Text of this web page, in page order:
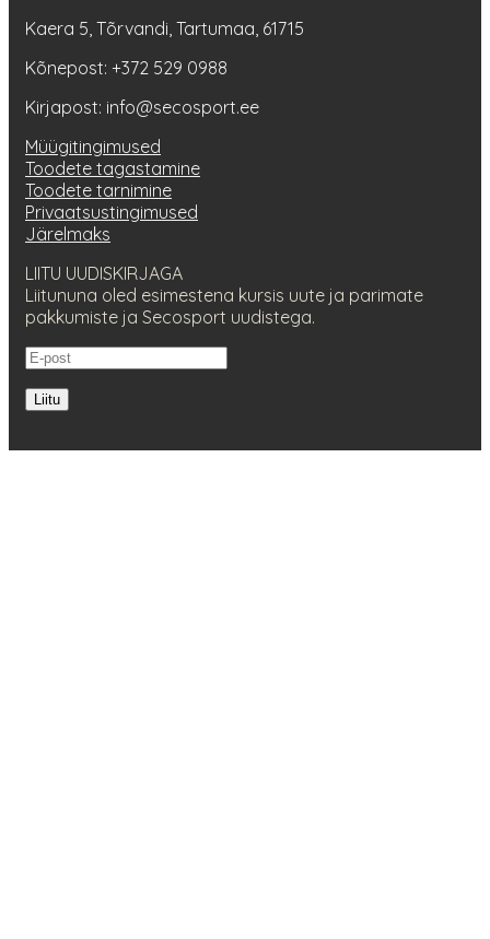
Kaera 5, Tõrvandi, Tartumaa, 61715
Kõnepost: +372 529 0988
Kirjapost: info@secosport.ee
Müügitingimused
Toodete tagastamine
Toodete tarnimine
Privaatsustingimused
Järelmaks
LIITU UUDISKIRJAGA
Liitununa oled esimestena kursis uute ja parimate
pakkumiste ja Secosport uudistega.
Liitu